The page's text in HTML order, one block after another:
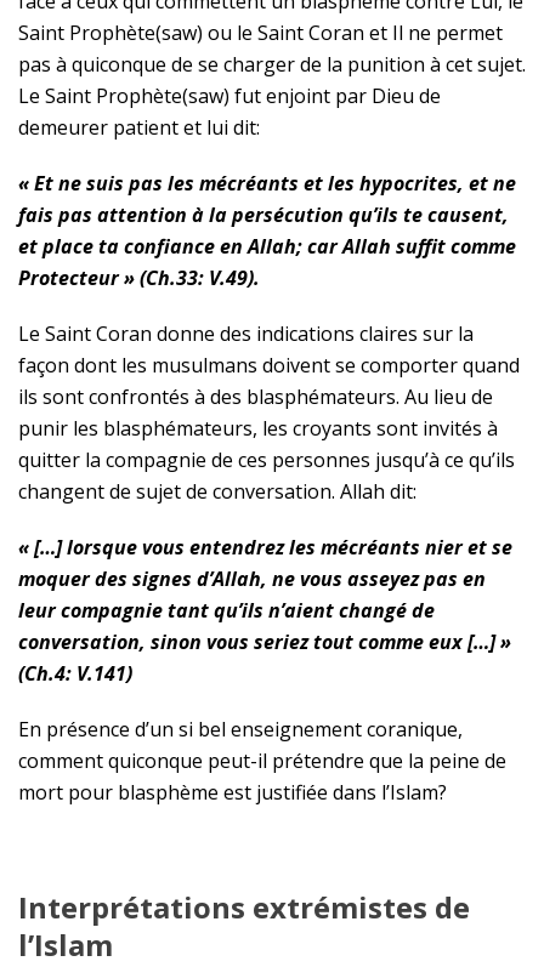
Saint Prophète(saw) ou le Saint Coran et Il ne permet
pas à quiconque de se charger de la punition à cet sujet.
Le Saint Prophète(saw) fut enjoint par Dieu de
demeurer patient et lui dit:
« Et ne suis pas les mécréants et les hypocrites, et ne
fais pas attention à la persécution qu’ils te causent,
et place ta confiance en Allah; car Allah suffit comme
Protecteur » (Ch.33: V.49).
Le Saint Coran donne des indications claires sur la
façon dont les musulmans doivent se comporter quand
ils sont confrontés à des blasphémateurs. Au lieu de
punir les blasphémateurs, les croyants sont invités à
quitter la compagnie de ces personnes jusqu’à ce qu’ils
changent de sujet de conversation. Allah dit:
« […] lorsque vous entendrez les mécréants nier et se
moquer des signes d’Allah, ne vous asseyez pas en
leur compagnie tant qu’ils n’aient changé de
conversation, sinon vous seriez tout comme eux […] »
(Ch.4: V.141)
En présence d’un si bel enseignement coranique,
comment quiconque peut-il prétendre que la peine de
mort pour blasphème est justifiée dans l’Islam?
Interprétations extrémistes de
l’Islam